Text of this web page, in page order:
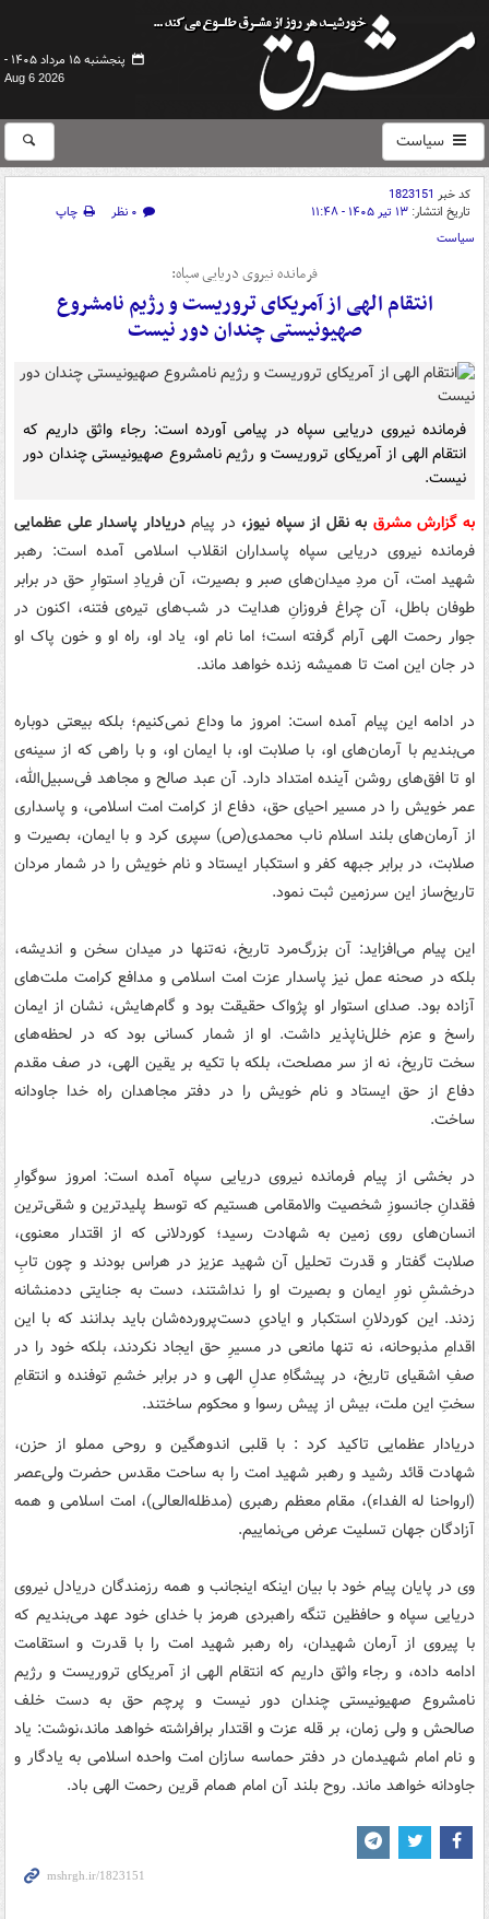
پنجشنبه ۱۵ مرداد ۱۴۰۵ -
Aug 6 2026
سیاست
کد خبر 1823151
تاریخ انتشار: ۱۳ تیر ۱۴۰۵ - ۱۱:۴۸ ۰ نظر
چاپ
سیاست
فرمانده نیروی دریایی سپاه:
انتقام الهی از آمریکای تروریست و رژیم نامشروع
صهیونیستی چندان دور نیست
فرمانده نیروی دریایی سپاه در پیامی آورده است: رجاء واثق داریم که
انتقام الهی از آمریکای تروریست و رژیم نامشروع صهیونیستی چندان دور
نیست.
به گزارش مشرق به نقل از سپاه نیوز، در پیامدریادار پاسدار علی عظمایی
فرمانده نیروی دریایی سپاه پاسداران انقلاب اسلامی آمده است: رهبر
شهید امت، آن مردِ میدان‌های صبر و بصیرت، آن فریادِ استوارِ حق در برابر
طوفان باطل، آن چراغ فروزانِ هدایت در شب‌های تیره‌ی فتنه، اکنون در
جوار رحمت الهی آرام گرفته است؛ اما نام او، یاد او، راه او و خون پاک او
در جان این امت تا همیشه زنده خواهد ماند.
در ادامه این پیام آمده است: امروز ما وداع نمی‌کنیم؛ بلکه بیعتی دوباره
می‌بندیم با آرمان‌های او، با صلابت او، با ایمان او، و با راهی که از سینه‌ی
او تا افق‌های روشن آینده امتداد دارد. آن عبد صالح و مجاهد فی‌سبیل‌الله،
عمر خویش را در مسیر احیای حق، دفاع از کرامت امت اسلامی، و پاسداری
از آرمان‌های بلند اسلام ناب محمدی(ص) سپری کرد و با ایمان، بصیرت و
صلابت، در برابر جبهه کفر و استکبار ایستاد و نام خویش را در شمار مردان
تاریخ‌ساز این سرزمین ثبت نمود.
این پیام می‌افزاید: آن بزرگ‌مرد تاریخ، نه‌تنها در میدان سخن و اندیشه،
بلکه در صحنه عمل نیز پاسدار عزت امت اسلامی و مدافع کرامت ملت‌های
آزاده بود. صدای استوار او پژواک حقیقت بود و گام‌هایش، نشان از ایمان
راسخ و عزم خلل‌ناپذیر داشت. او از شمار کسانی بود که در لحظه‌های
سخت تاریخ، نه از سر مصلحت، بلکه با تکیه بر یقین الهی، در صف مقدم
دفاع از حق ایستاد و نام خویش را در دفتر مجاهدان راه خدا جاودانه
ساخت.
در بخشی از پیام فرمانده نیروی دریایی سپاه آمده است: امروز سوگوارِ
فقدانِ جانسوزِ شخصیت والامقامی هستیم که توسط پلیدترین و شقی‌ترین
انسان‌های روی زمین به شهادت رسید؛ کوردلانی که از اقتدار معنوی،
صلابت گفتار و قدرت تحلیل آن شهید عزیز در هراس بودند و چون تابِ
درخششِ نورِ ایمان و بصیرت او را نداشتند، دست به جنایتی ددمنشانه
زدند. این کوردلانِ استکبار و ایادیِ دست‌پرورده‌شان باید بدانند که با این
اقدامِ مذبوحانه، نه تنها مانعی در مسیرِ حق ایجاد نکردند، بلکه خود را در
صفِ اشقیای تاریخ، در پیشگاهِ عدلِ الهی و در برابر خشمِ توفنده و انتقامِ
سختِ این ملت، بیش از پیش رسوا و محکوم ساختند.
دریادار عظمایی تاکید کرد : با قلبی اندوهگین و روحی مملو از حزن،
شهادت قائد رشید و رهبر شهید امت را به ساحت مقدس حضرت ولی‌عصر
(ارواحنا له الفداء)، مقام معظم رهبری (مدظله‌العالی)، امت اسلامی و همه
آزادگان جهان تسلیت عرض می‌نماییم.
وی در پایان پیام خود با بیان اینکه اینجانب و همه رزمندگان دریادل نیروی
دریایی سپاه و حافظین تنگه راهبردی هرمز با خدای خود عهد می‌بندیم که
با پیروی از آرمان شهیدان، راه رهبر شهید امت را با قدرت و استقامت
ادامه داده، و رجاء واثق داریم که انتقام الهی از آمریکای تروریست و رژیم
نامشروع صهیونیستی چندان دور نیست و پرچم حق به دست خلف
صالحش و ولی زمان، بر قله عزت و اقتدار برافراشته خواهد ماند،نوشت: یاد
و نام امام شهیدمان در دفتر حماسه سازان امت واحده اسلامی به یادگار و
جاودانه خواهد ماند. روح بلند آن امام همام قرین رحمت الهی باد.